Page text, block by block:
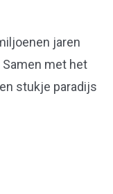
jaren
met het
stukje paradijs